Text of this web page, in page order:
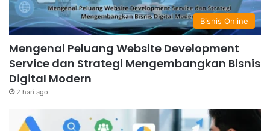
Bisnis Online
Mengenal Peluang Website Development
Service dan Strategi Mengembangkan Bisnis
Digital Modern
2 hari ago